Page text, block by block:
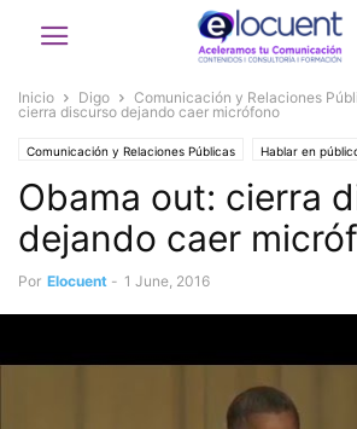
Inicio Digo Comunicación y Relaciones
cierra discurso dejando caer micrófono
Comunicación y Relaciones Públicas Hablar en
Victor Sánchez del Real
Obama out: cierra
dejando caer
Por Elocuent - 1 June, 2016